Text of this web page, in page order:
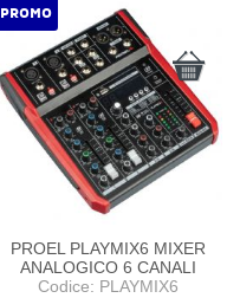
PROMO
PROEL PLAYMIX6 MIXER
ANALOGICO 6 CANALI
Codice: PLAYMIX6